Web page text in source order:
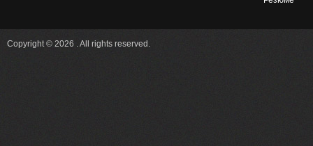
Copyright © 2026 . All rights reserved.